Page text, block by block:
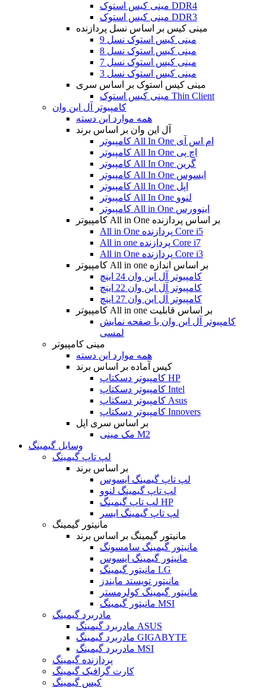
مینی کیس استوک DDR4
مینی کیس استوک DDR3
مینی کیس بر اساس نسل پردازنده
مینی کیس استوک نسل 9
مینی کیس استوک نسل 8
مینی کیس استوک نسل 7
مینی کیس استوک نسل 3
مینی کیس استوک بر اساس سری
مینی کیس استوک Thin Client
کامپیوتر آل این وان
همه موارد این دسته
آل این وان بر اساس برند
کامپیوتر All In One ام اس آی
کامپیوتر All In One اچ پی
کامپیوتر All In One گرین
کامپیوتر All In One ایسوس
کامپیوتر All In One اپل
کامپیوتر All In One لنوو
کامپیوتر All in One اینوورس
کامپیوتر All in One بر اساس پردازنده
All in One پردازنده Core i5
All in one پردازنده Core i7
All in One پردازنده Core i3
کامپیوتر All in one بر اساس اندازه
کامپیوتر آل این وان 24 اینچ
کامپیوتر آل این وان 22 اینچ
کامپیوتر آل این وان 27 اینچ
کامپیوتر All in one بر اساس قابلیت
کامپیوتر آل این وان با صفحه نمایش
لمسی
مینی کامپیوتر
همه موارد این دسته
کیس آماده بر اساس برند
کامپیوتر دسکتاپ HP
کامپیوتر دسکتاپ Intel
کامپیوتر دسکتاپ Asus
کامپیوتر دسکتاپ Innovers
بر اساس سری اپل
مک مینی M2
وسایل گیمینگ
لپ تاپ گیمینگ
بر اساس برند
لپ تاپ گیمینگ ایسوس
لپ تاپ گیمینگ لنوو
لپ تاپ گیمینگ HP
لپ تاپ گیمینگ ایسر
مانیتور گیمینگ
مانیتور گیمینگ بر اساس برند
مانیتور گیمینگ سامسونگ
مانیتور گیمینگ ایسوس
مانیتور گیمینگ LG
مانیتور تویستد مایندز
مانیتور گیمینگ کولرمستر
مانیتور گیمینگ MSI
مادربرد گیمینگ
مادربرد گیمینگ ASUS
مادربرد گیمینگ GIGABYTE
مادربرد گیمینگ MSI
پردازنده گیمینگ
کارت گرافیک گیمینگ
کیس گیمینگ